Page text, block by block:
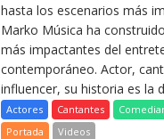
hasta los escenarios más
Marko Música ha
más impactantes del
contemporáneo. Actor,
influencer, su historia es la
Actores Cantantes
Portada
Videos